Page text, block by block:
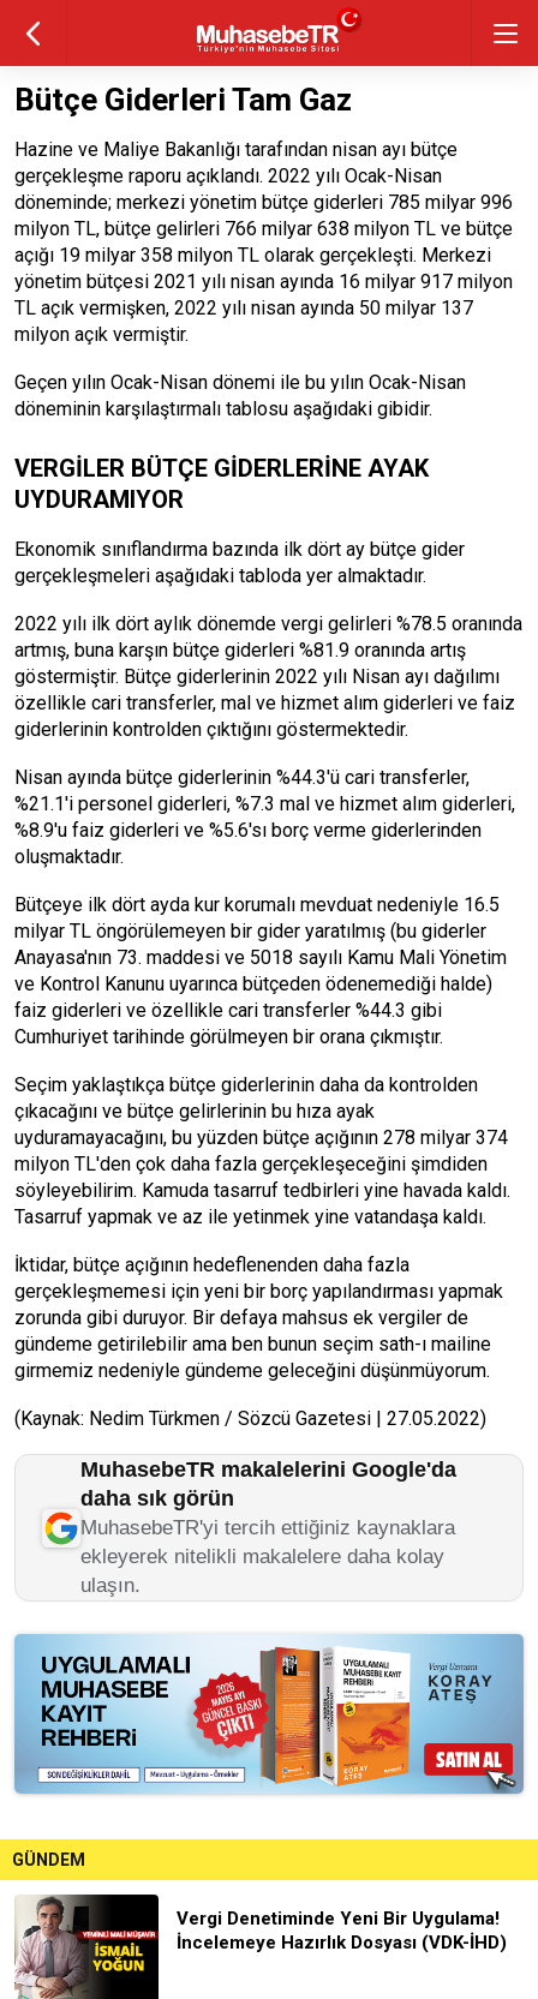
Bütçe Giderleri Tam Gaz
Hazine ve Maliye Bakanlığı tarafından nisan ayı bütçe
gerçekleşme raporu açıklandı. 2022 yılı Ocak-Nisan
döneminde; merkezi yönetim bütçe giderleri 785 milyar 996
milyon TL, bütçe gelirleri 766 milyar 638 milyon TL ve bütçe
açığı 19 milyar 358 milyon TL olarak gerçekleşti. Merkezi
yönetim bütçesi 2021 yılı nisan ayında 16 milyar 917 milyon
TL açık vermişken, 2022 yılı nisan ayında 50 milyar 137
milyon açık vermiştir.
Geçen yılın Ocak-Nisan dönemi ile bu yılın Ocak-Nisan
döneminin karşılaştırmalı tablosu aşağıdaki gibidir.
VERGİLER BÜTÇE GİDERLERİNE AYAK
UYDURAMIYOR
Ekonomik sınıflandırma bazında ilk dört ay bütçe gider
gerçekleşmeleri aşağıdaki tabloda yer almaktadır.
2022 yılı ilk dört aylık dönemde vergi gelirleri %78.5 oranında
artmış, buna karşın bütçe giderleri %81.9 oranında artış
göstermiştir. Bütçe giderlerinin 2022 yılı Nisan ayı dağılımı
özellikle cari transferler, mal ve hizmet alım giderleri ve faiz
giderlerinin kontrolden çıktığını göstermektedir.
Nisan ayında bütçe giderlerinin %44.3'ü cari transferler,
%21.1'i personel giderleri, %7.3 mal ve hizmet alım giderleri,
%8.9'u faiz giderleri ve %5.6'sı borç verme giderlerinden
oluşmaktadır.
Bütçeye ilk dört ayda kur korumalı mevduat nedeniyle 16.5
milyar TL öngörülemeyen bir gider yaratılmış (bu giderler
Anayasa'nın 73. maddesi ve 5018 sayılı Kamu Mali Yönetim
ve Kontrol Kanunu uyarınca bütçeden ödenemediği halde)
faiz giderleri ve özellikle cari transferler %44.3 gibi
Cumhuriyet tarihinde görülmeyen bir orana çıkmıştır.
Seçim yaklaştıkça bütçe giderlerinin daha da kontrolden
çıkacağını ve bütçe gelirlerinin bu hıza ayak
uyduramayacağını, bu yüzden bütçe açığının 278 milyar 374
milyon TL'den çok daha fazla gerçekleşeceğini şimdiden
söyleyebilirim. Kamuda tasarruf tedbirleri yine havada kaldı.
Tasarruf yapmak ve az ile yetinmek yine vatandaşa kaldı.
İktidar, bütçe açığının hedeflenenden daha fazla
gerçekleşmemesi için yeni bir borç yapılandırması yapmak
zorunda gibi duruyor. Bir defaya mahsus ek vergiler de
gündeme getirilebilir ama ben bunun seçim sath-ı mailine
girmemiz nedeniyle gündeme geleceğini düşünmüyorum.
(Kaynak: Nedim Türkmen / Sözcü Gazetesi | 27.05.2022)
MuhasebeTR makalelerini Google'da
daha sık görün
MuhasebeTR'yi tercih ettiğiniz kaynaklara
ekleyerek nitelikli makalelere daha kolay
ulaşın.
GÜNDEM
Vergi Denetiminde Yeni Bir Uygulama!
İncelemeye Hazırlık Dosyası (VDK-İHD)